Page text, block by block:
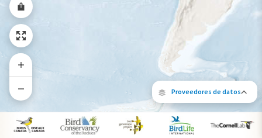
Proveedores de datos